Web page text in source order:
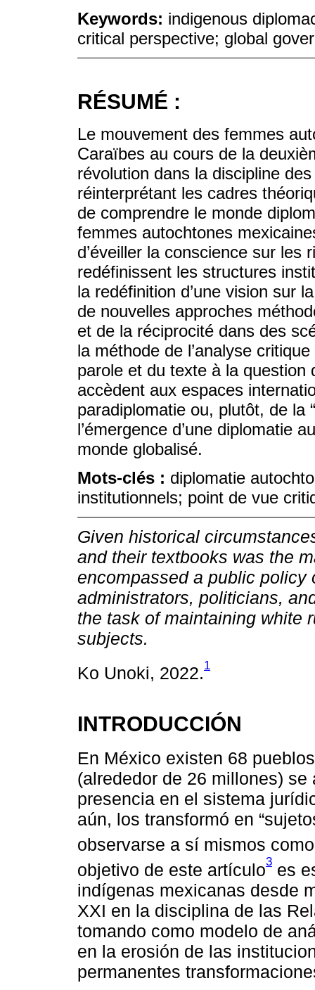
Keywords: indigenous
critical perspective; global
RÉSUMÉ :
Le mouvement des femmes
Caraïbes au cours de la
révolution dans la discipline
réinterprétant les cadres
de comprendre le monde
femmes autochtones
d’éveiller la conscience sur les
redéfinissent les structures
la redéfinition d’une vision sur
de nouvelles approches
et de la réciprocité dans des
la méthode de l’analyse
parole et du texte à la
accèdent aux espaces
paradiplomatie ou, plutôt, de la
l’émergence d’une diplomatie
monde globalisé.
Mots-clés : diplomatie
institutionnels; point de vue
Given historical
and their textbooks was the
encompassed a public policy
administrators, politicians,
the task of maintaining white
subjects.
Ko Unoki, 2022.1
INTRODUCCIÓN
En México existen 68
(alrededor de 26 millones)
presencia en el sistema
aún, los transformó en
observarse a sí mismos
objetivo de este artículo3 es
indígenas mexicanas desde
XXI en la disciplina de las
tomando como modelo de
en la erosión de las
permanentes